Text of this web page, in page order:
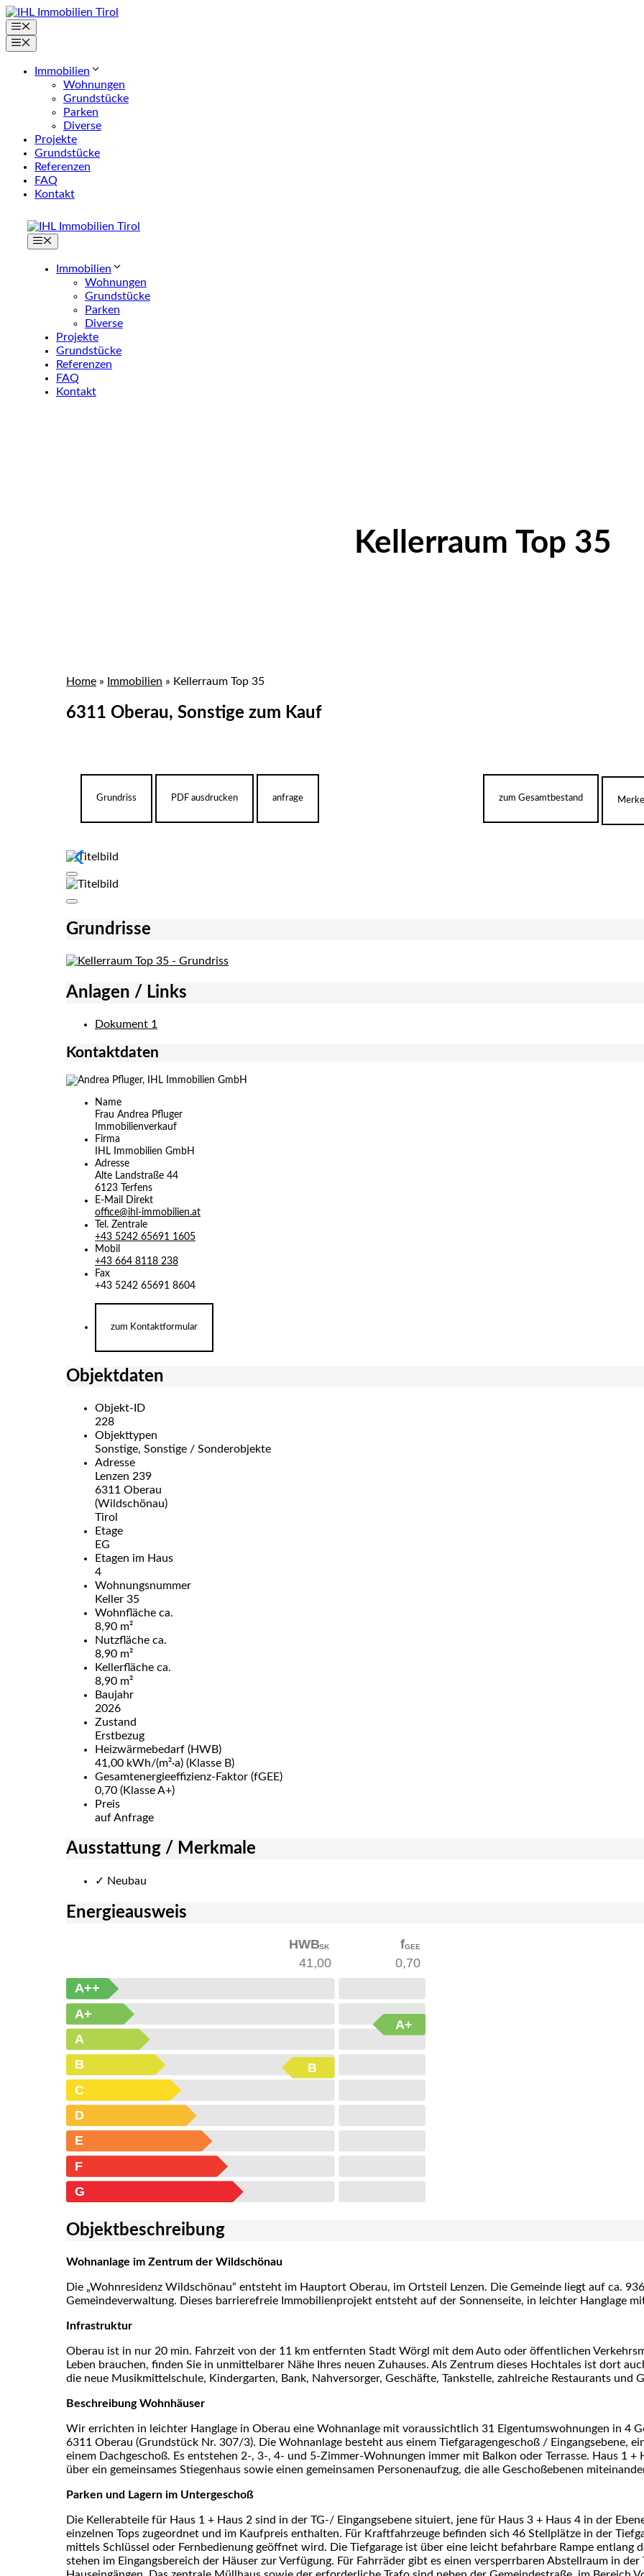
Zum
Inhalt
springen
Menü
Menü
Immobilien
Wohnungen
Grundstücke
Parken
Diverse
Projekte
Grundstücke
Referenzen
FAQ
Kontakt
Menü
Immobilien
Wohnungen
Grundstücke
Parken
Diverse
Projekte
Grundstücke
Referenzen
FAQ
Kontakt
Kellerraum Top 35
Home » Immobilien » Kellerraum Top 35
6311 Oberau, Sonstige zum Kauf
Grundriss PDF ausdrucken anfrage zum Gesamtbestand
Grundrisse
Anlagen / Links
Dokument 1
Kontaktdaten
Name
Frau Andrea Pfluger
Immobilienverkauf
Firma
IHL Immobilien GmbH
Adresse
Alte Landstraße 44
6123
Terfens
E-Mail Direkt
office@ihl-immobilien.at
Tel. Zentrale
+43 5242 65691 1605
Mobil
+43 664 8118 238
Fax
+43 5242 65691 8604
zum Kontaktformular
Objektdaten
Objekt-ID
228
Objekttypen
Sonstige, Sonstige / Sonderobjekte
Adresse
Lenzen 239
6311 Oberau
(Wildschönau)
Tirol
Etage
EG
Etagen im Haus
4
Wohnungsnummer
Keller 35
Wohnfläche ca.
8,90 m²
Nutzfläche ca.
8,90 m²
Kellerfläche ca.
8,90 m²
Baujahr
2026
Zustand
Erstbezug
Heizwärmebedarf (HWB)
41,00 kWh/(m²·a) (Klasse B)
Gesamtenergie­effizienz-Faktor (fGEE)
0,70 (Klasse A+)
Preis
auf Anfrage
Ausstattung / Merkmale
✓ Neubau
Energieausweis
HWBSK
41,00 0,70
fGEE
A++
A+
A
B
C
D
E
F
G
A+
B
Objekt­beschreibung
Wohnanlage im Zentrum der Wildschönau
Die „Wohnresidenz Wildschönau“ entsteht im Hauptort Oberau, im Ortsteil Lenzen. Die Gemeinde liegt auf ca.
Gemeindeverwaltung. Dieses barrierefreie Immobilienprojekt entsteht auf der Sonnenseite, in leichter Hanglage
Infrastruktur
Oberau ist in nur 20 min. Fahrzeit von der 11 km entfernten Stadt Wörgl mit dem Auto oder öffentlichen
Leben brauchen, finden Sie in unmittelbarer Nähe Ihres neuen Zuhauses. Als Zentrum dieses Hochtales ist dort
die neue Musikmittelschule, Kindergarten, Bank, Nahversorger, Geschäfte, Tankstelle, zahlreiche Restaurants und
Beschreibung Wohnhäuser
Wir errichten in leichter Hanglage in Oberau eine Wohnanlage mit voraussichtlich 31 Eigentumswohnungen in 4
6311 Oberau (Grundstück Nr. 307/3). Die Wohnanlage besteht aus einem Tiefgaragengeschoß / Eingangsebene,
einem Dachgeschoß. Es entstehen 2-, 3-, 4- und 5-Zimmer-Wohnungen immer mit Balkon oder Terrasse. Haus 1
über ein gemeinsames Stiegenhaus sowie einen gemeinsamen Personenaufzug, die alle Geschoßebenen
Parken und Lagern im Untergeschoß
Die Kellerabteile für Haus 1 + Haus 2 sind in der TG-/ Eingangsebene situiert, jene für Haus 3 + Haus 4 in der
einzelnen Tops zugeordnet und im Kaufpreis enthalten. Für Kraftfahrzeuge befinden sich 46 Stellplätze in der
mittels Schlüssel oder Fernbedienung geöffnet wird. Die Tiefgarage ist über eine leicht befahrbare Rampe entlang
stehen im Eingangsbereich der Häuser zur Verfügung. Für Fahrräder gibt es einen versperrbaren Abstellraum in